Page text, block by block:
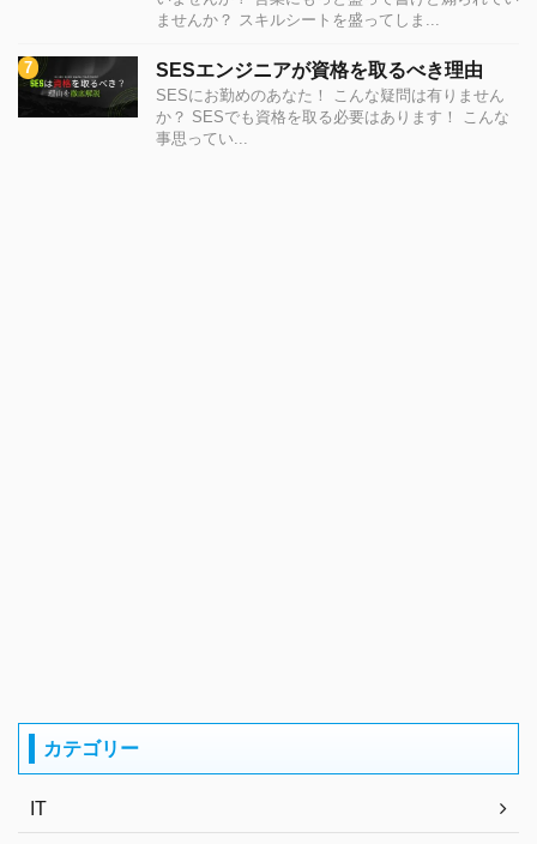
ませんか？ スキルシートを盛ってしま...
SESエンジニアが資格を取るべき理由
SESにお勤めのあなた！ こんな疑問は有りません
か？ SESでも資格を取る必要はあります！ こんな
事思ってい...
カテゴリー
IT